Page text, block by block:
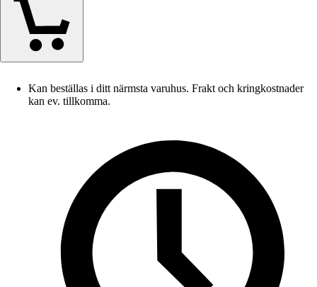
Kan beställas i ditt närmsta varuhus. Frakt och kringkostnader
kan ev. tillkomma.